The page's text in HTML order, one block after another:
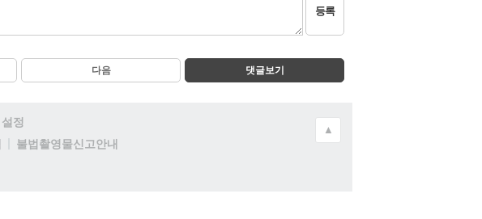
등록
다음 댓글보기
설정
불법촬영물신고안내
▲